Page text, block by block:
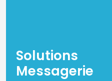
Solutions
Messagerie